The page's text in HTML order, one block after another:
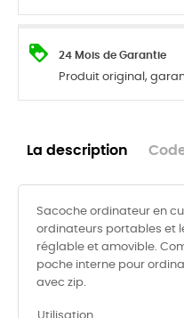
24 Mois de Garantie
Produit original,
La description
Sacoche ordinateur en
ordinateurs portables et
réglable et amovible.
poche interne pour
avec zip.